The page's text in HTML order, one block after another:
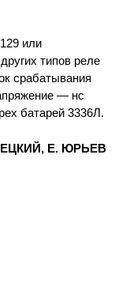
или
типов реле
срабатывания
— нс
батарей 3336Л.
Е. ЮРЬЕВ